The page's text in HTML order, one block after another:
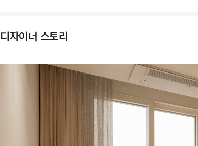
디자이너 스토리